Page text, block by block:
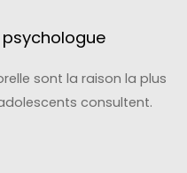
sont la raison la plus
consultent.